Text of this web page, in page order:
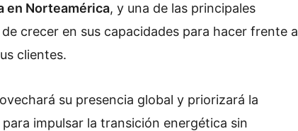
en Norteamérica, y una de las principales
crecer en sus capacidades para hacer frente a
clientes.
su presencia global y priorizará la
impulsar la transición energética sin